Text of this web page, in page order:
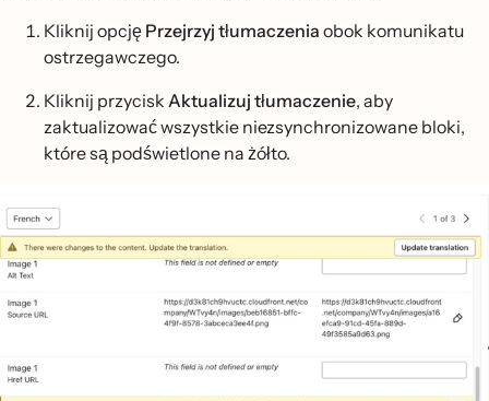
Kliknij opcję Przejrzyj tłumaczenia obok komunikatu
ostrzegawczego.
Kliknij przycisk Aktualizuj tłumaczenie, aby
zaktualizować wszystkie niezsynchronizowane bloki,
które są podświetlone na żółto.